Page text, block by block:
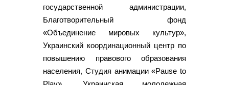
государственной администрации,
Благотворительный фонд
«Объединение мировых культур»,
Украинский координационный центр по
повышению правового образования
населения, Студия анимации «Pause to